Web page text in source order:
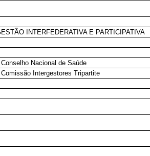
INTERFEDERATIVA E PARTICIPATIVA
Nacional de Saúde
Intergestores Tripartite